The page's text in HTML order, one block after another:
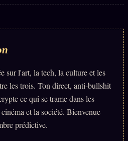
2017
2018
sur l'art, la tech, la culture et les
les trois. Ton direct, anti-bullshit
ce qui se trame dans les
et la société. Bienvenue
prédictive.